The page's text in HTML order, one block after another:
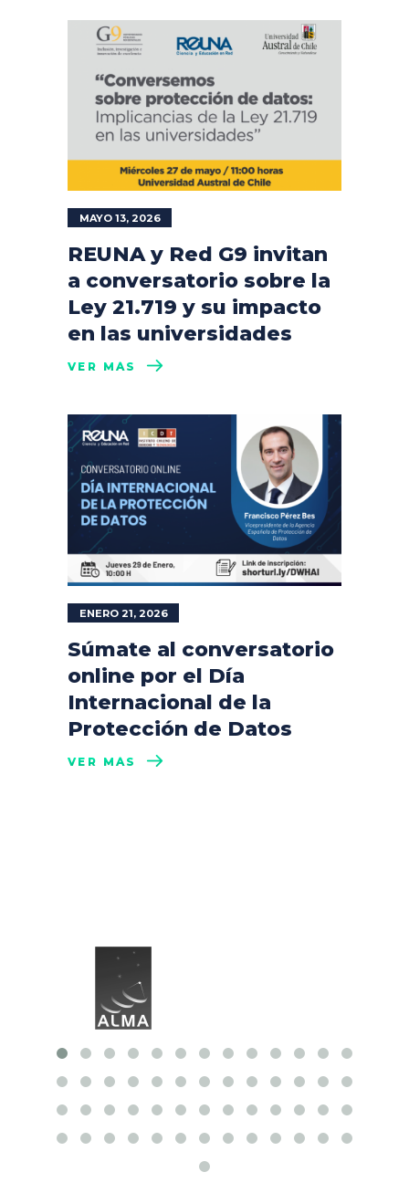
MAYO 13, 2026
REUNA y Red G9 invitan
a conversatorio sobre la
Ley 21.719 y su impacto
en las universidades
VER MÁS
ENERO 21, 2026
Súmate al conversatorio
online por el Día
Internacional de la
Protección de Datos
VER MÁS